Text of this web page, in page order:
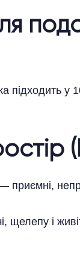
підходить у
приємні,
щелепу і